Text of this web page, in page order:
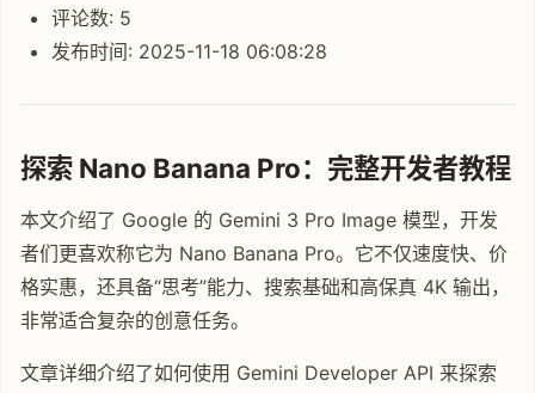
评论数: 5
发布时间: 2025-11-18 06:08:28
探索 Nano Banana Pro：完整开发者教程
本文介绍了 Google 的 Gemini 3 Pro Image 模型，开发
者们更喜欢称它为 Nano Banana Pro。它不仅速度快、价
格实惠，还具备“思考”能力、搜索基础和高保真 4K 输出，
非常适合复杂的创意任务。
文章详细介绍了如何使用 Gemini Developer API 来探索